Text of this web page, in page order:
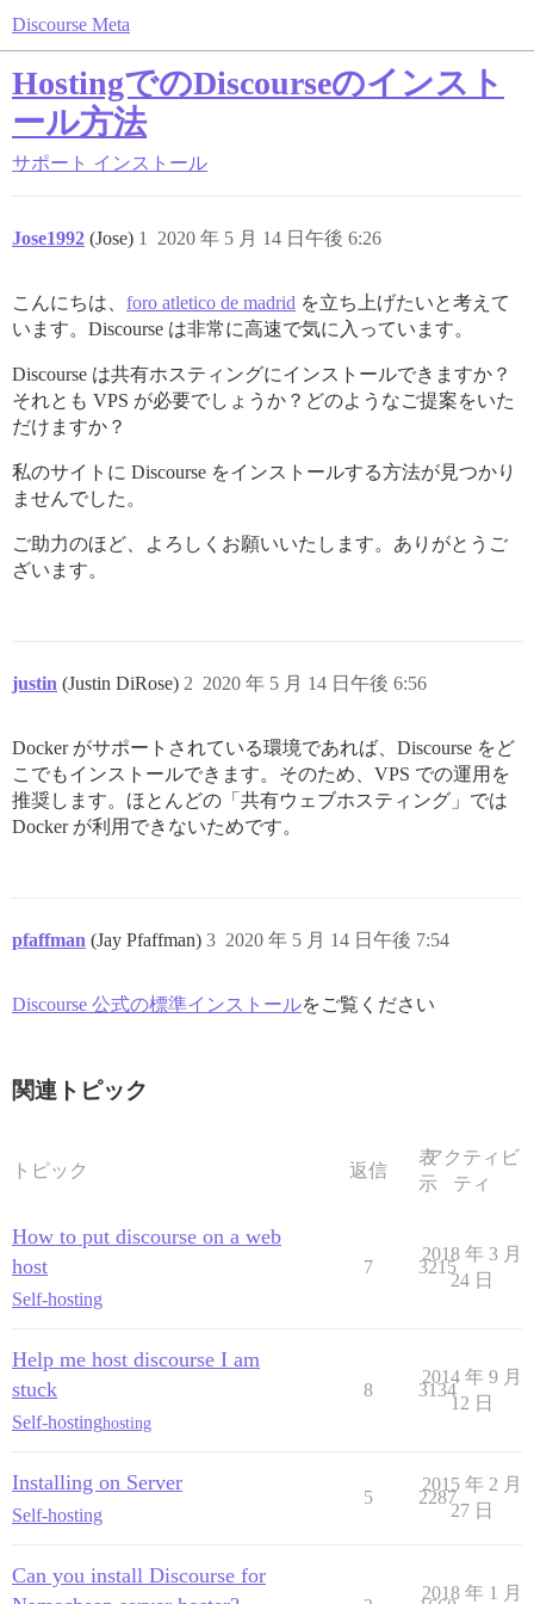
Discourse Meta
HostingでのDiscourseのインスト
ール方法
サポート インストール
Jose1992 (Jose) 2020 年 5 月 14 日午後 6:26
1
こんにちは、 foro atletico de madrid を立ち上げたいと考えて
います。Discourse は非常に高速で気に入っています。
Discourse は共有ホスティングにインストールできますか？
それとも VPS が必要でしょうか？どのようなご提案をいた
だけますか？
私のサイトに Discourse をインストールする方法が見つかり
ませんでした。
ご助力のほど、よろしくお願いいたします。ありがとうご
ざいます。
justin (Justin DiRose) 2020 年 5 月 14 日午後 6:56
2
Docker がサポートされている環境であれば、Discourse をど
こでもインストールできます。そのため、VPS での運用を
推奨します。ほとんどの「共有ウェブホスティング」では
Docker が利用できないためです。
pfaffman (Jay Pfaffman) 2020 年 5 月 14 日午後 7:54
3
Discourse 公式の標準インストールをご覧ください
関連トピック
トピック 返信
表
示
アクティビ
ティ
How to put discourse on a web
host
Self-hosting
7 3215
2018 年 3 月
24 日
Help me host discourse I am
stuck
Self-hostinghosting
8 3134
2014 年 9 月
12 日
Installing on Server
Self-hosting
5 2287
2015 年 2 月
27 日
Can you install Discourse for
2018 年 1 月